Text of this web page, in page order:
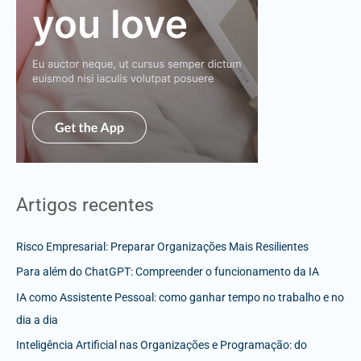
Artigos recentes
Risco Empresarial: Preparar Organizações Mais Resilientes
Para além do ChatGPT: Compreender o funcionamento da IA
IA como Assistente Pessoal: como ganhar tempo no trabalho e no
dia a dia
Inteligência Artificial nas Organizações e Programação: do